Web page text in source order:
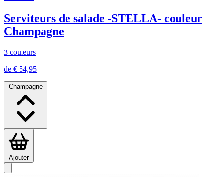
Serviteurs de salade -STELLA- couleur
Champagne
3 couleurs
de € 54,95
Champagne
Ajouter